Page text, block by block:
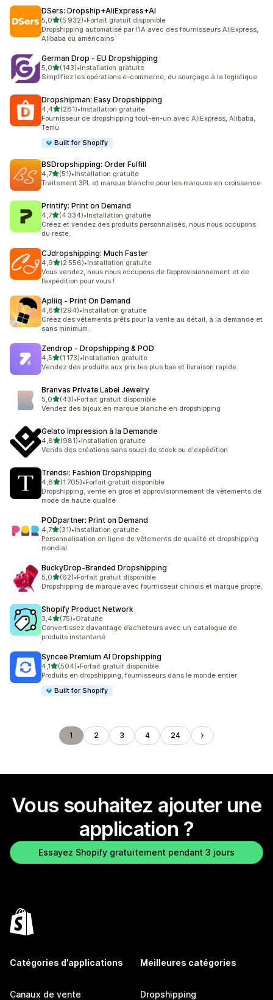
DSers: Dropship+AliExpress+AI
5,0étoile(s) sur 5
(5 932)
5932 avis au total
•Forfait gratuit disponible
Dropshipping automatisé par l’IA avec des fournisseurs AliExpress,
Alibaba ou américains
German Drop ‑ EU Dropshipping
5,0étoile(s) sur 5
(143)
143 avis au total
•Installation gratuite
Simplifiez les opérations e-commerce, du sourçage à la logistique.
Dropshipman: Easy Dropshipping
4,4étoile(s) sur 5
(281)
281 avis au total
•Installation gratuite
Fournisseur de dropshipping tout-en-un avec AliExpress, Alibaba,
Temu
Built for Shopify
BSDropshipping: Order Fulfill
4,7étoile(s) sur 5
(51)
51 avis au total
•Installation gratuite
Traitement 3PL et marque blanche pour les marques en croissance
Printify: Print on Demand
4,7étoile(s) sur 5
(4 334)
4334 avis au total
•Installation gratuite
Créez et vendez des produits personnalisés, nous nous occupons
du reste.
CJdropshipping: Much Faster
4,9étoile(s) sur 5
(2 556)
2556 avis au total
•Installation gratuite
Vous vendez, nous nous occupons de l’approvisionnement et de
l’expédition pour vous !
Apliiq ‑ Print On Demand
4,8étoile(s) sur 5
(294)
294 avis au total
•Installation gratuite
Créez des vêtements prêts pour la vente au détail, à la demande et
sans minimum.
Zendrop ‑ Dropshipping & POD
4,5étoile(s) sur 5
(1 173)
1173 avis au total
•Installation gratuite
Vendez des produits aux prix les plus bas et livraison rapide
Branvas Private Label Jewelry
5,0étoile(s) sur 5
(43)
43 avis au total
•Forfait gratuit disponible
Vendez des bijoux en marque blanche en dropshipping
Gelato Impression à la Demande
4,8étoile(s) sur 5
(981)
981 avis au total
•Installation gratuite
Vends des créations sans souci de stock ou d'expédition
Trendsi: Fashion Dropshipping
4,8étoile(s) sur 5
(1 705)
1705 avis au total
•Forfait gratuit disponible
Dropshipping, vente en gros et approvisionnement de vêtements de
mode de haute qualité
PODpartner: Print on Demand
4,7étoile(s) sur 5
(31)
31 avis au total
•Installation gratuite
Personnalisation en ligne de vêtements de qualité et dropshipping
mondial
BuckyDrop‑Branded Dropshipping
5,0étoile(s) sur 5
(62)
62 avis au total
•Forfait gratuit disponible
Dropshipping de marque avec fournisseur chinois et marque propre.
Shopify Product Network
3,4étoile(s) sur 5
(75)
75 avis au total
•Gratuite
Convertissez davantage d’acheteurs avec un catalogue de
produits instantané
Syncee Premium AI Dropshipping
4,1étoile(s) sur 5
(504)
504 avis au total
•Forfait gratuit disponible
Produits en dropshipping, fournisseurs dans le monde entier
Built for Shopify
1 2 3 4 24
Vous souhaitez ajouter une
application ?
Essayez Shopify gratuitement pendant 3 jours
Catégories d’applications
Canaux de vente
Meilleures catégories
Dropshipping